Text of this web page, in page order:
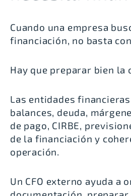
Cuando una empresa
financiación, no basta
Hay que preparar bien la
Las entidades
balances, deuda,
de pago, CIRBE,
de la financiación y
operación.
Un CFO externo ayuda a